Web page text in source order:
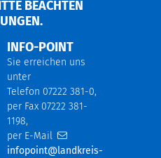
BEACHTEN S
INFO-POINT
Sie erreichen uns
unter
Telefon 07222 381-0,
per Fax 07222 381-
1198,
per E-Mail
infopoint@landkreis-